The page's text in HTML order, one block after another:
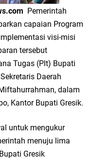
Keberlanjutan Program
Lor, Tradisi Luhur
Doa dan Harapan di
Pemerintah
capaian Program
visi-misi
tersebut
Tugas (Plt) Bupati
Daerah
dalam
Kantor Bupati Gresik.
untuk mengukur
menuju lima
Gresik